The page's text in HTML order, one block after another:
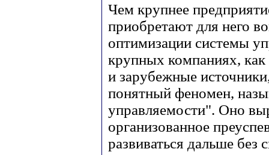
Чем крупнее
приобретают для него
оптимизации системы
крупных компаниях,
и зарубежные
понятный феномен,
управляемости". Оно
организованное
развиваться дальше